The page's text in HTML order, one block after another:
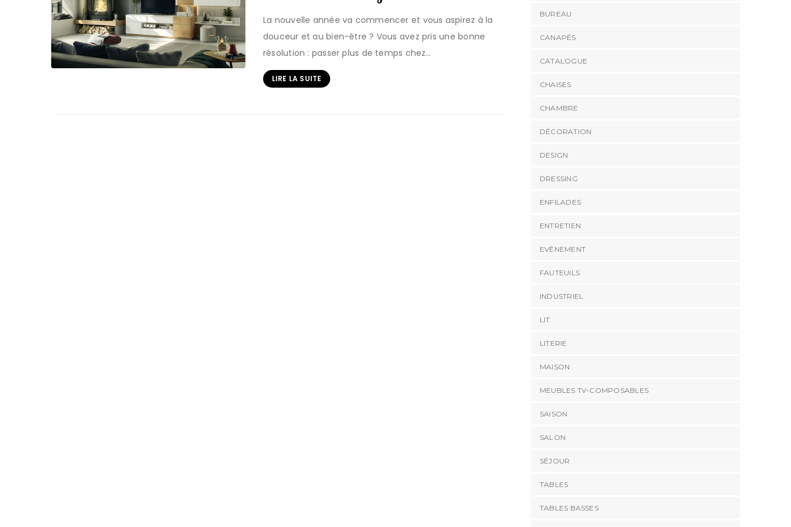
La nouvelle année va commencer et vous aspirez à la
douceur et au bien-être ? Vous avez pris une bonne
résolution : passer plus de temps chez…
LIRE LA SUITE
BUREAU
CANAPÉS
CATALOGUE
CHAISES
CHAMBRE
DÉCORATION
DESIGN
DRESSING
ENFILADES
ENTRETIEN
EVÈNEMENT
FAUTEUILS
INDUSTRIEL
LIT
LITERIE
MAISON
MEUBLES TV-COMPOSABLES
SAISON
SALON
SÉJOUR
TABLES
TABLES BASSES